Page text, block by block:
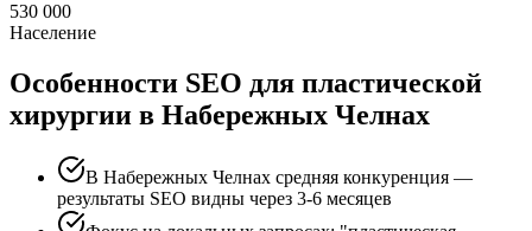
530 000
Население
Особенности SEO для пластической
хирургии в Набережных Челнах
В Набережных Челнах средняя конкуренция —
результаты SEO видны через 3-6 месяцев